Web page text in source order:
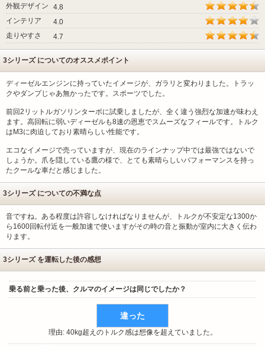
外観デザイン
4.8
インテリア
4.0
走りやすさ
4.7
3シリーズ についてのオススメポイント
ディーゼルエンジンに持っていたイメージが、ガラリと変わりました。トラッ
クやダンプじゃあ無かったです。スポーツでした。
前回2リットルガソリンターボに試乗しましたが、全く違う強烈な加速が味わえ
ます。高回転に弱いディーゼルも8速の恩恵でスムーズなフィールです。トルク
はM3に肉迫しており素晴らしい性能です。
エコなイメージで売っていますが、現在のラインナップ中では最強ではないで
しょうか。爪を隠している鷹の様で、とても素晴らしいパフォーマンスを持っ
たクールな車だと感じました。
3シリーズ についての不満な点
音ですね。ある程度は許容しなければなりませんが、トルクが不安定な1300か
ら1600回転付近を一般加速で使いますがその時の音と振動が室内に大きく伝わ
ります。
3シリーズ を運転した後の感想
乗る前と乗った後、クルマのイメージは同じでしたか？
違った
理由: 40kg超えのトルク感は想像を超えていました。